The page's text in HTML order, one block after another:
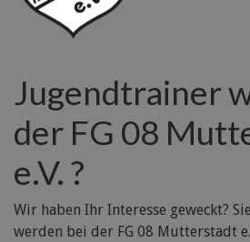
Jugendtrainer
der FG 08
e.V. ?
Wir haben Ihr Interesse geweckt?
werden bei der FG 08 Mutterstadt